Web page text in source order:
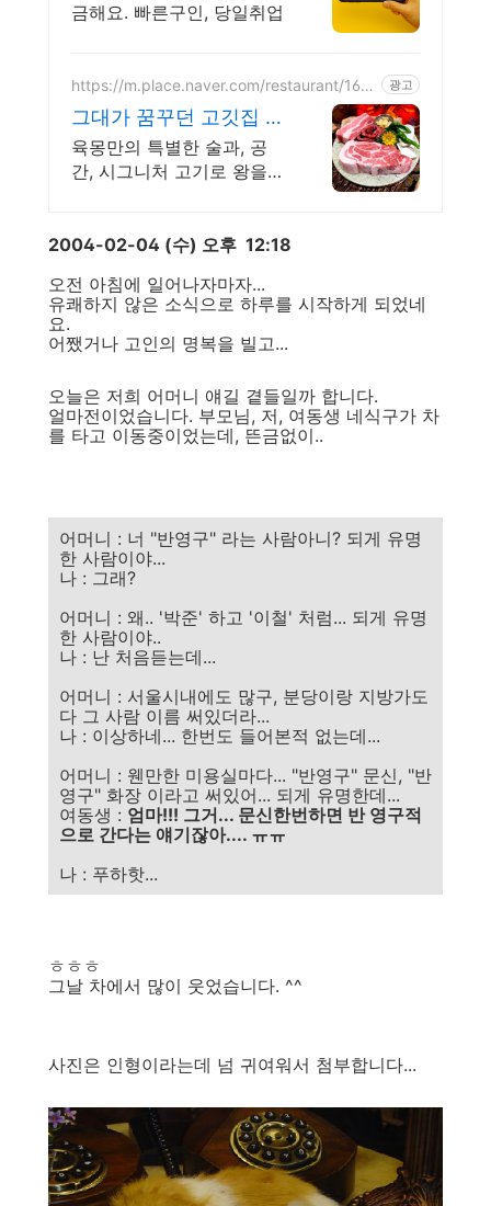
금해요. 빠른구인, 당일취업
https://m.place.naver.com/restaurant/163
광고
그대가 꿈꾸던 고깃집 육
몽
육몽만의 특별한 술과, 공
간, 시그니처 고기로 왕을
2004-02-04 (수) 오후 12:18
오전 아침에 일어나자마자...
유쾌하지 않은 소식으로 하루를 시작하게 되었네
요.
어쨌거나 고인의 명복을 빌고...
오늘은 저희 어머니 얘길 곁들일까 합니다.
얼마전이었습니다. 부모님, 저, 여동생 네식구가 차
를 타고 이동중이었는데, 뜬금없이..
어머니 : 너 "반영구" 라는 사람아니? 되게 유명
한 사람이야...
나 : 그래?
어머니 : 왜.. '박준' 하고 '이철' 처럼... 되게 유명
한 사람이야..
나 : 난 처음듣는데...
어머니 : 서울시내에도 많구, 분당이랑 지방가도
다 그 사람 이름 써있더라...
나 : 이상하네... 한번도 들어본적 없는데...
어머니 : 웬만한 미용실마다... "반영구" 문신, "반
영구" 화장 이라고 써있어... 되게 유명한데...
여동생 : 엄마!!! 그거... 문신한번하면 반 영구적
으로 간다는 얘기잖아.... ㅠㅠ
나 : 푸하핫...
ㅎㅎㅎ
그날 차에서 많이 웃었습니다. ^^
사진은 인형이라는데 넘 귀여워서 첨부합니다...